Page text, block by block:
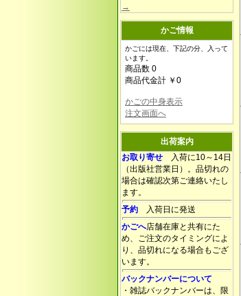
→
かご情報
かごには現在、下記の分、入って
います。
商品数 0
商品代金計 ￥0
かごの中身表示
注文画面へ
出荷案内
お取り寄せ 入荷に10～14日
（出版社営業日）。品切れの
場合は確認次第ご連絡いたし
ます。
予約 入荷日に発送
かごへ店舗在庫と共有にた
め、ご注文のタイミングによ
り、品切れになる場合もござ
います。
バックナンバーについて
・雑誌バックナンバーは、限